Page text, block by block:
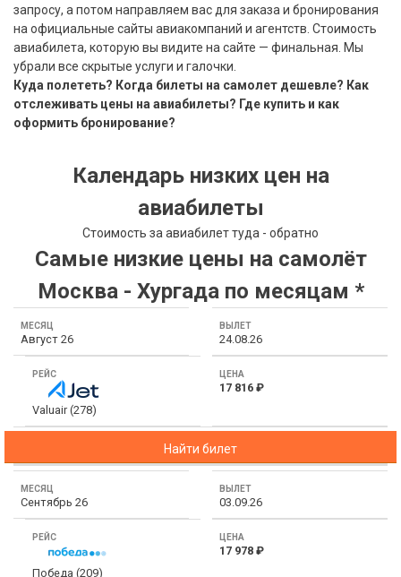
запросу, а потом направляем вас для заказа и бронирования
на официальные сайты авиакомпаний и агентств. Стоимость
авиабилета, которую вы видите на сайте — финальная. Мы
убрали все скрытые услуги и галочки.
Куда полететь? Когда билеты на самолет дешевле? Как
отслеживать цены на авиабилеты? Где купить и как
оформить бронирование?
Календарь низких цен на
авиабилеты
Стоимость за авиабилет туда - обратно
Самые низкие цены на самолёт
Москва - Хургада по месяцам *
Месяц
Вылет
Рейс
Цена
Август 26 24.08.26
Valuair (278)
17 816 ₽
Найти билет
Сентябрь 26 03.09.26
Победа (209)
17 978 ₽
Хайнань
Северный Гоа
Южный Гоа
Занзибар
Большой Сочи
Экскурсионные туры
VIP отели 5 звезд
ТОП 10 лучших отелей 5*
ТОП 10 недорогих отелей
Недорогие отели 4*
звезды